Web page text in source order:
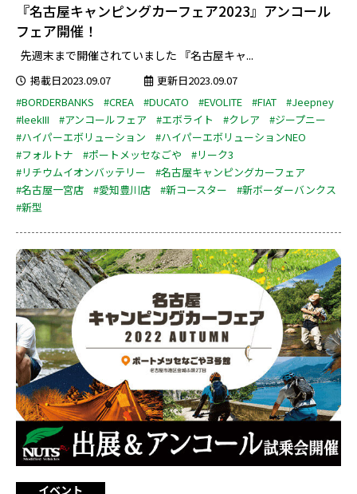
『名古屋キャンピングカーフェア2023』アンコール
フェア開催！
先週末まで開催されていました 『名古屋キャ...
掲載日2023.09.07
更新日2023.09.07
#BORDERBANKS
#CREA #DUCATO #EVOLITE #FIAT
#Jeepney
#leekIII
#アンコールフェア #エボライト #クレア
#ジープニー
#ハイパーエボリューション
#ハイパーエボリューションNEO
#フォルトナ
#ポートメッセなごや
#リーク3
#リチウムイオンバッテリー
#名古屋キャンピングカーフェア
#名古屋一宮店
#愛知豊川店 #新コースター
#新ボーダーバンクス
#新型
イベント